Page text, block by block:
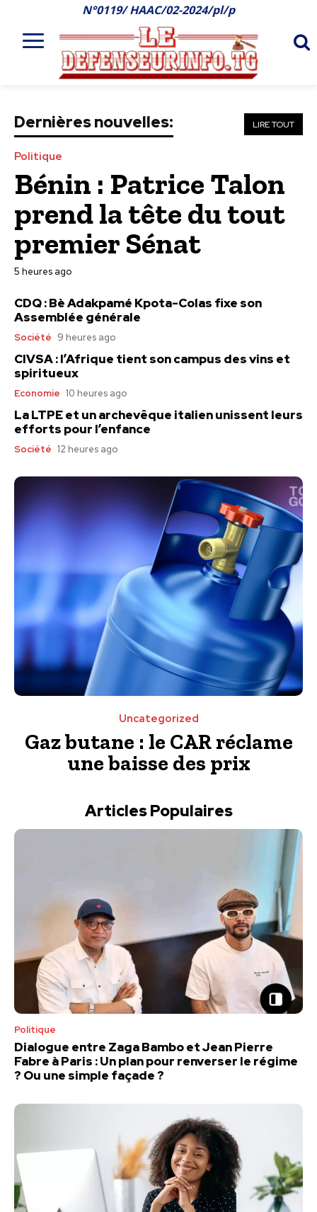
N°0119/ HAAC/02-2024/pl/p
LIRE TOUT
Dernières nouvelles:
Politique
Bénin : Patrice Talon
prend la tête du tout
premier Sénat
5 heures ago
CDQ : Bè Adakpamé Kpota-Colas fixe son
Assemblée générale
Société 9 heures ago
CIVSA : l’Afrique tient son campus des vins et
spiritueux
Economie 10 heures ago
La LTPE et un archevêque italien unissent leurs
efforts pour l’enfance
Société 12 heures ago
Uncategorized
Gaz butane : le CAR réclame
une baisse des prix
Articles Populaires
Politique
Dialogue entre Zaga Bambo et Jean Pierre
Fabre à Paris : Un plan pour renverser le régime
? Ou une simple façade ?